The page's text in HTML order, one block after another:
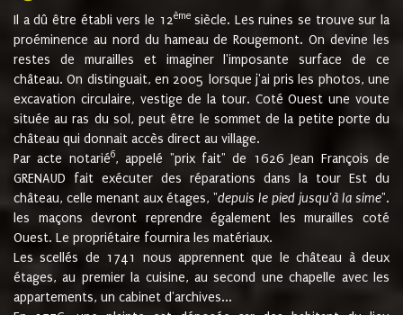
Il a dû être établi vers le 12èmesiècle. Les ruines se trouve sur la
proéminence au nord du hameau de Rougemont. On devine les
restes de murailles et imaginer l'imposante surface de ce
château. On distinguait, en 2005 lorsque j'ai pris les photos, une
excavation circulaire, vestige de la tour. Coté Ouest une voute
située au ras du sol, peut être le sommet de la petite porte du
château qui donnait accès direct au village.
Par acte notarié6, appelé "prix fait" de 1626 Jean François de
GRENAUD fait exécuter des réparations dans la tour Est du
château, celle menant aux étages, "depuis le pied jusqu'à la sime".
les maçons devront reprendre également les murailles coté
Ouest. Le propriétaire fournira les matériaux.
Les scellés de 1741 nous apprennent que le château à deux
étages, au premier la cuisine, au second une chapelle avec les
appartements, un cabinet d'archives...